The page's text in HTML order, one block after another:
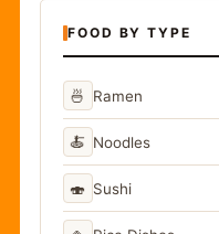
FOOD BY TYPE
🍜 Ramen
🍝 Noodles
🍣 Sushi